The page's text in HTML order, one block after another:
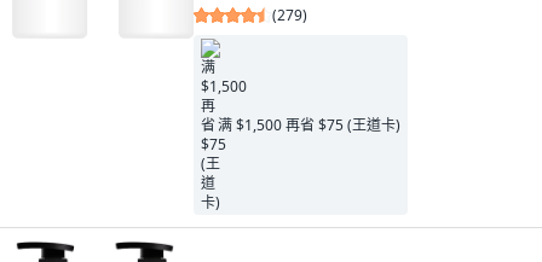
(279)
满 $1,500 再省 $75 (王道卡)